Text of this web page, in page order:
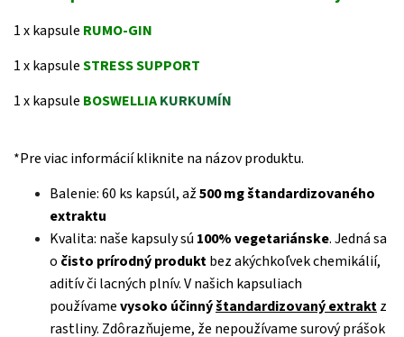
1 xkapsule RUMO-GIN
1 xkapsuleSTRESS SUPPORT
1 xkapsule BOSWELLIAKURKUMÍN
*Pre viac informácií kliknite na názov produktu.
Balenie: 60 ks kapsúl, až500 mg štandardizovaného
extraktu
Kvalita: naše kapsuly sú 100% vegetariánske. Jedná sa
o čisto prírodný produktbez akýchkoľvek chemikálií,
aditív či lacných plnív. V našich kapsuliach
používamevysoko účinnýštandardizovaný extraktz
rastliny. Zdôrazňujeme, že nepoužívame surový prášok